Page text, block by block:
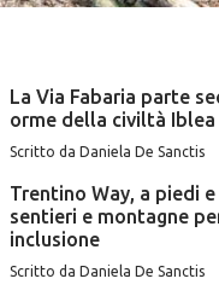
La Via Fabaria parte
orme della civiltà Iblea
Scritto da Daniela De Sanctis
Trentino Way, a piedi
sentieri e montagne
inclusione
Scritto da Daniela De Sanctis